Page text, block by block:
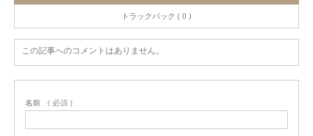
トラックバック ( 0 )
この記事へのコメントはありません。
名前 ( 必須 )